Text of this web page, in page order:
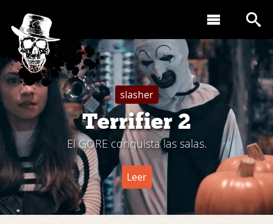
slasher
Terrifier 2
El GORE conquista las salas.
Leer